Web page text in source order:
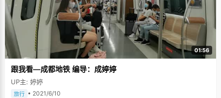
01:56
跟我看—成都地铁 编导：成婷婷
UP主: 婷婷
旅行 • 2021/6/10